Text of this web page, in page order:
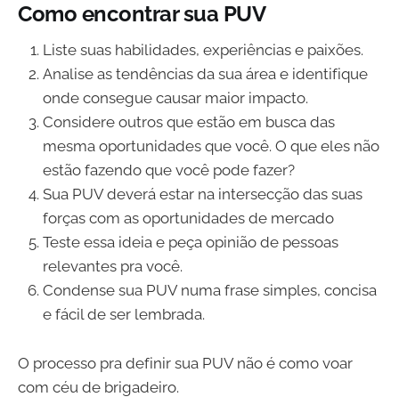
Como encontrar sua PUV
Liste suas habilidades, experiências e paixões.
Analise as tendências da sua área e identifique
onde consegue causar maior impacto.
Considere outros que estão em busca das
mesma oportunidades que você. O que eles não
estão fazendo que você pode fazer?
Sua PUV deverá estar na intersecção das suas
forças com as oportunidades de mercado
Teste essa ideia e peça opinião de pessoas
relevantes pra você.
Condense sua PUV numa frase simples, concisa
e fácil de ser lembrada.
O processo pra definir sua PUV não é como voar
com céu de brigadeiro.